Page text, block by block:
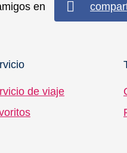
en
de viaje